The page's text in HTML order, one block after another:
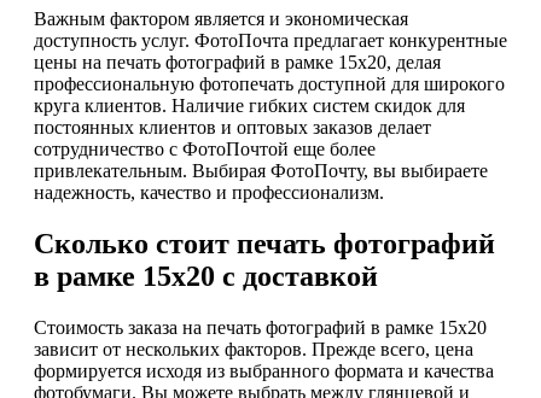
Важным фактором является и экономическая
доступность услуг. ФотоПочта предлагает конкурентные
цены на печать фотографий в рамке 15х20, делая
профессиональную фотопечать доступной для широкого
круга клиентов. Наличие гибких систем скидок для
постоянных клиентов и оптовых заказов делает
сотрудничество с ФотоПочтой еще более
привлекательным. Выбирая ФотоПочту, вы выбираете
надежность, качество и профессионализм.
Сколько стоит печать фотографий
в рамке 15х20 с доставкой
Стоимость заказа на печать фотографий в рамке 15х20
зависит от нескольких факторов. Прежде всего, цена
формируется исходя из выбранного формата и качества
фотобумаги. Вы можете выбрать между глянцевой и